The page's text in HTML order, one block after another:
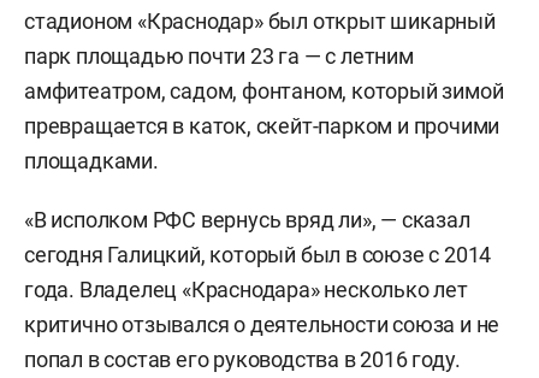
стадионом «Краснодар» был открыт шикарный
парк площадью почти 23 га — с летним
амфитеатром, садом, фонтаном, который зимой
превращается в каток, скейт-парком и прочими
площадками.
«В исполком РФС вернусь вряд ли», — сказал
сегодня Галицкий, который был в союзе с 2014
года. Владелец «Краснодара» несколько лет
критично отзывался о деятельности союза и не
попал в состав его руководства в 2016 году.